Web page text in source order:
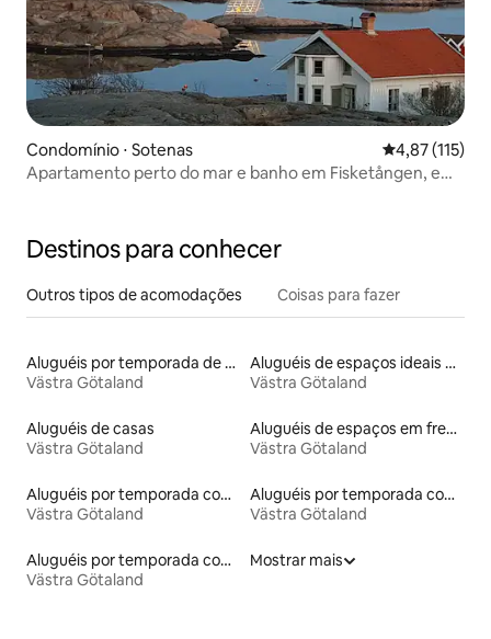
Condomínio ⋅ Sotenas 4,87 de uma
4,87 (115)
Apartamento perto do mar e banho em Fisketången, em
Destinos para conhecer
Outros tipos de acomodações Coisas para fazer
Aluguéis por temporada de celeiros
Västra Götaland
Aluguéis de espaços ideais para famílias
Västra Götaland
Aluguéis de casas
Västra Götaland
Aluguéis de espaços em frente à praia
Västra Götaland
Aluguéis por temporada com café da manhã
Västra Götaland
Aluguéis por temporada com suítes privativas
Västra Götaland
Aluguéis por temporada com caiaque
Västra Götaland
Mostrar mais